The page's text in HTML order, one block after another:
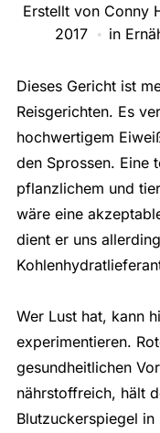
Erstellt von Conny
2017
in
Dieses Gericht ist
Reisgerichten. Es
hochwertigem
den Sprossen. Eine
pflanzlichem und
wäre eine
dient er uns
Wer Lust hat, kann
experimentieren.
gesundheitlichen
nährstoffreich, hält
Blutzuckerspiegel